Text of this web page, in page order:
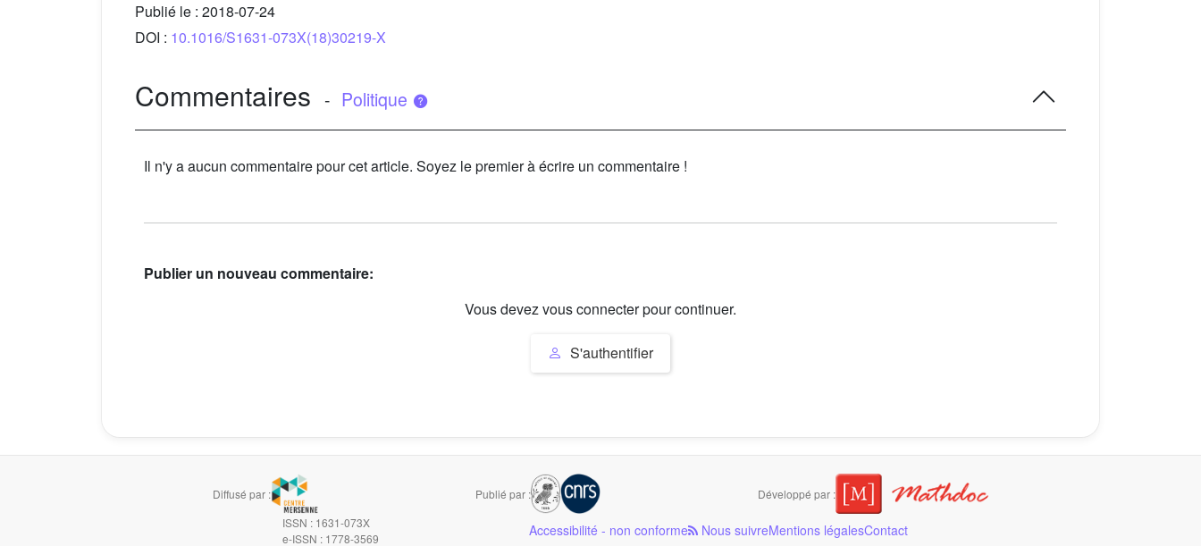
Publié le : 2018-07-24
DOI : 10.1016/S1631-073X(18)30219-X
Commentaires - Politique
Il n'y a aucun commentaire pour cet article. Soyez le premier à écrire un commentaire !
Publier un nouveau commentaire:
Vous devez vous connecter pour continuer.
S'authentifier
Diffusé par : Publié par :
Développé par :
ISSN : 1631-073X
e-ISSN : 1778-3569
Accessibilité - non conforme Nous suivreMentions légalesContact